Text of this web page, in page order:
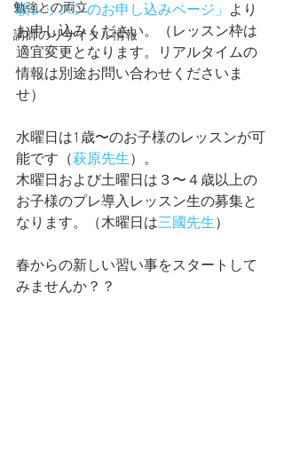
勉強との両立
講師のリサイタル情報
験レッスンのお申し込みページ」 より
お申し込みください。（レッスン枠は
適宜変更となります。リアルタイムの
情報は別途お問い合わせくださいま
せ）
水曜日は1歳〜のお子様のレッスンが可
能です（萩原先生）。
木曜日および土曜日は３〜４歳以上の
お子様のプレ導入レッスン生の募集と
なります。（木曜日は三國先生）
春からの新しい習い事をスタートして
みませんか？？